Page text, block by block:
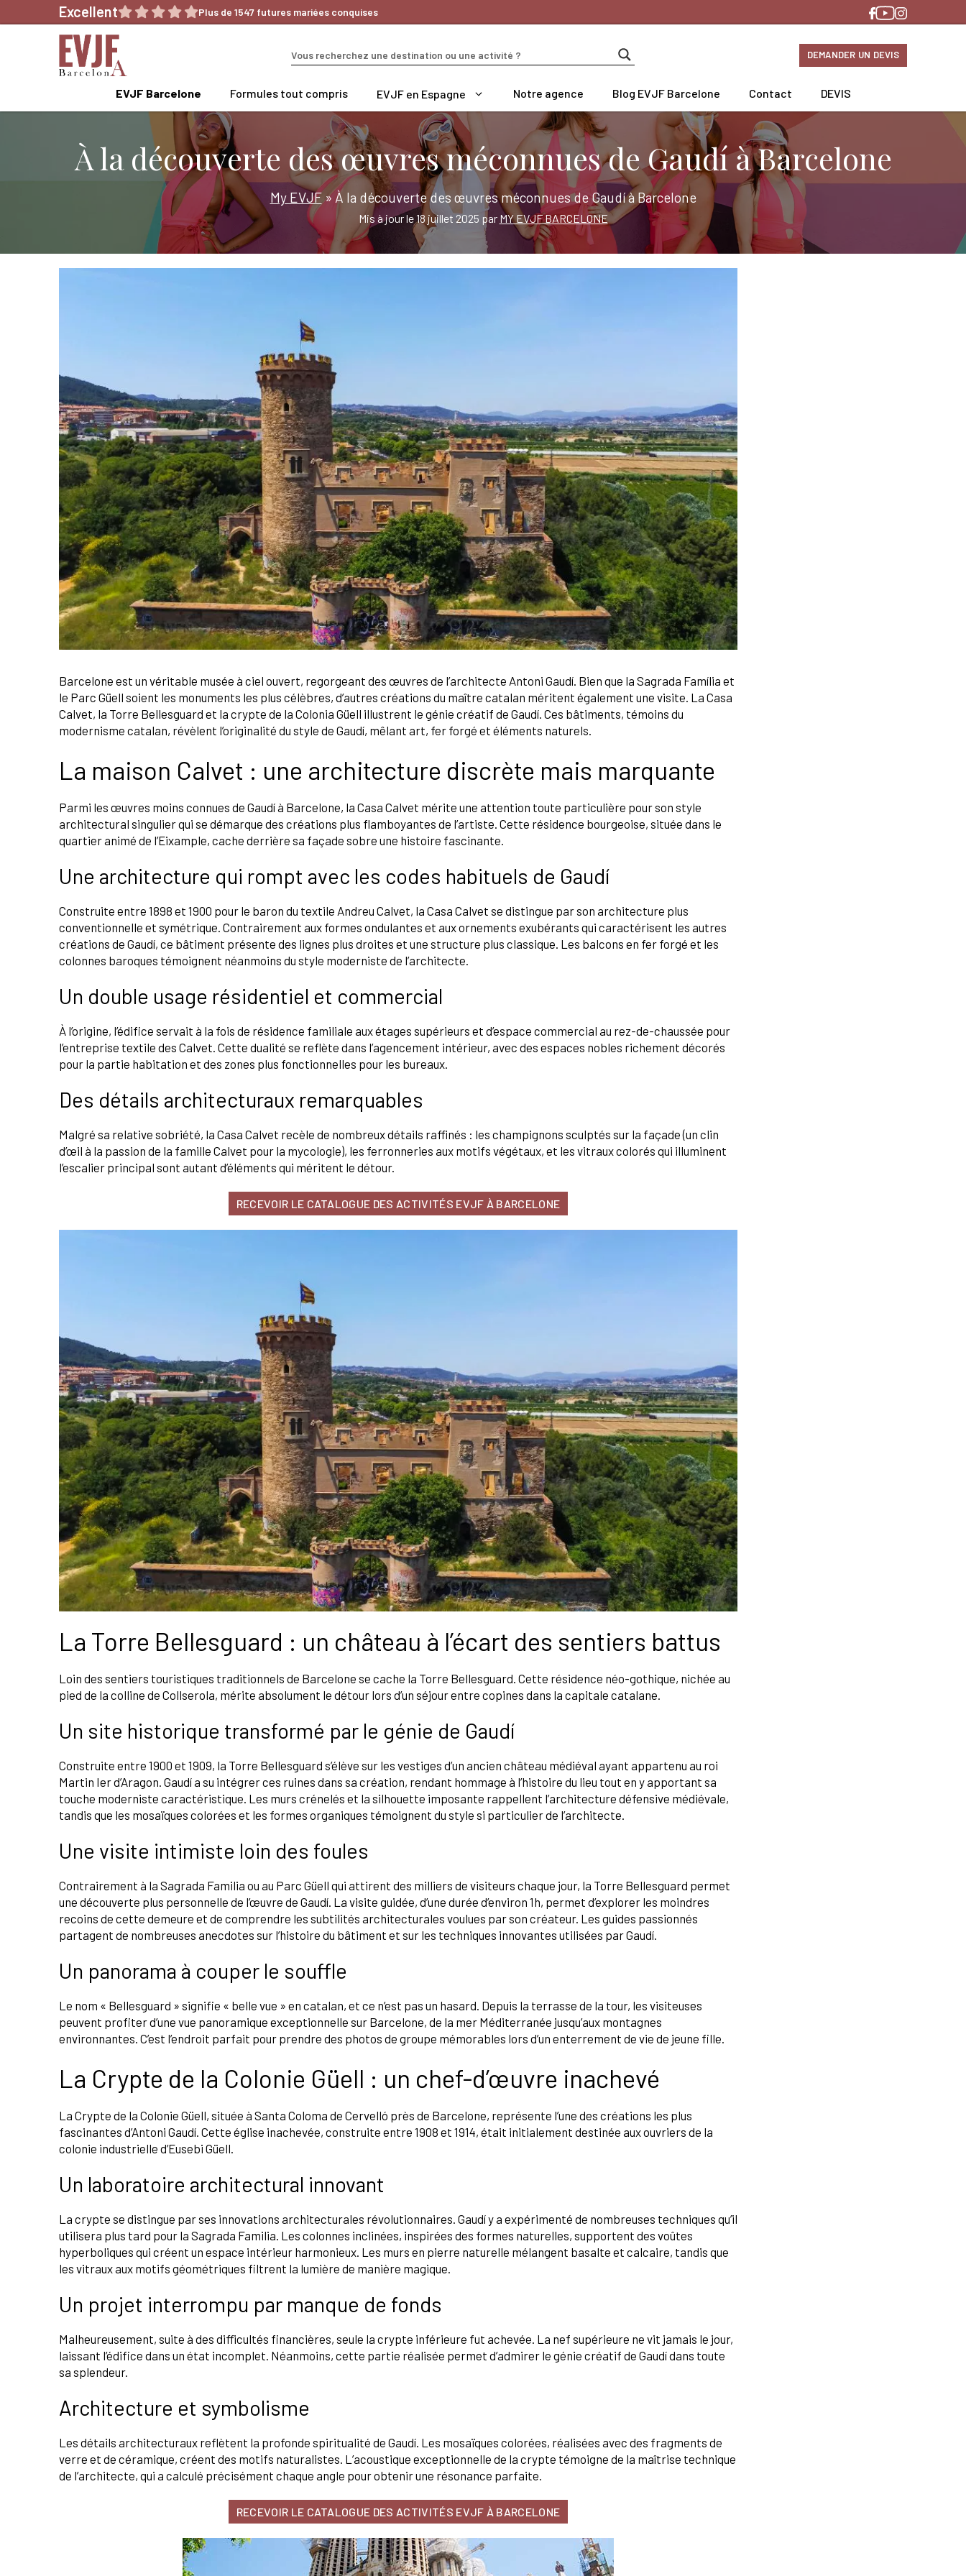
Excellent Plus de 1547 futures mariées conquises
DEMANDER UN DEVIS
EVJF Barcelone Formules tout compris EVJF en Espagne Notre agence Blog EVJF Barcelone Contact DEVIS
À la découverte des œuvres méconnues de Gaudí à Barcelone
My EVJF»À la découverte des œuvres méconnues de Gaudí à Barcelone
Mis à jour le 18 juillet 2025 par MY EVJF BARCELONE
Barcelone est un véritable musée à ciel ouvert, regorgeant des œuvres de l’architecte Antoni Gaudí. Bien que la Sagrada Família et
le Parc Güell soient les monuments les plus célèbres, d’autres créations du maître catalan méritent également une visite. La Casa
Calvet, la Torre Bellesguard et la crypte de la Colonia Güell illustrent le génie créatif de Gaudí. Ces bâtiments, témoins du
modernisme catalan, révèlent l’originalité du style de Gaudí, mêlant art, fer forgé et éléments naturels.
La maison Calvet : une architecture discrète mais marquante
Parmi les œuvres moins connues de Gaudí à Barcelone, la Casa Calvet mérite une attention toute particulière pour son style
architectural singulier qui se démarque des créations plus flamboyantes de l’artiste. Cette résidence bourgeoise, située dans le
quartier animé de l’Eixample, cache derrière sa façade sobre une histoire fascinante.
Une architecture qui rompt avec les codes habituels de Gaudí
Construite entre 1898 et 1900 pour le baron du textile Andreu Calvet, la Casa Calvet se distingue par son architecture plus
conventionnelle et symétrique. Contrairement aux formes ondulantes et aux ornements exubérants qui caractérisent les autres
créations de Gaudí, ce bâtiment présente des lignes plus droites et une structure plus classique. Les balcons en fer forgé et les
colonnes baroques témoignent néanmoins du style moderniste de l’architecte.
Un double usage résidentiel et commercial
À l’origine, l’édifice servait à la fois de résidence familiale aux étages supérieurs et d’espace commercial au rez-de-chaussée pour
l’entreprise textile des Calvet. Cette dualité se reflète dans l’agencement intérieur, avec des espaces nobles richement décorés
pour la partie habitation et des zones plus fonctionnelles pour les bureaux.
Des détails architecturaux remarquables
Malgré sa relative sobriété, la Casa Calvet recèle de nombreux détails raffinés : les champignons sculptés sur la façade (un clin
d’œil à la passion de la famille Calvet pour la mycologie), les ferronneries aux motifs végétaux, et les vitraux colorés qui illuminent
l’escalier principal sont autant d’éléments qui méritent le détour.
RECEVOIR LE CATALOGUE DES ACTIVITÉS EVJF À BARCELONE
La Torre Bellesguard : un château à l’écart des sentiers battus
Loin des sentiers touristiques traditionnels de Barcelone se cache la Torre Bellesguard. Cette résidence néo-gothique, nichée au
pied de la colline de Collserola, mérite absolument le détour lors d’un séjour entre copines dans la capitale catalane.
Un site historique transformé par le génie de Gaudí
Construite entre 1900 et 1909, la Torre Bellesguard s’élève sur les vestiges d’un ancien château médiéval ayant appartenu au roi
Martin Ier d’Aragon. Gaudí a su intégrer ces ruines dans sa création, rendant hommage à l’histoire du lieu tout en y apportant sa
touche moderniste caractéristique. Les murs crénelés et la silhouette imposante rappellent l’architecture défensive médiévale,
tandis que les mosaïques colorées et les formes organiques témoignent du style si particulier de l’architecte.
Une visite intimiste loin des foules
Contrairement à la Sagrada Familia ou au Parc Güell qui attirent des milliers de visiteurs chaque jour, la Torre Bellesguard permet
une découverte plus personnelle de l’œuvre de Gaudí. La visite guidée, d’une durée d’environ 1h, permet d’explorer les moindres
recoins de cette demeure et de comprendre les subtilités architecturales voulues par son créateur. Les guides passionnés
partagent de nombreuses anecdotes sur l’histoire du bâtiment et sur les techniques innovantes utilisées par Gaudí.
Un panorama à couper le souffle
Le nom « Bellesguard » signifie « belle vue » en catalan, et ce n’est pas un hasard. Depuis la terrasse de la tour, les visiteuses
peuvent profiter d’une vue panoramique exceptionnelle sur Barcelone, de la mer Méditerranée jusqu’aux montagnes
environnantes. C’est l’endroit parfait pour prendre des photos de groupe mémorables lors d’un enterrement de vie de jeune fille.
La Crypte de la Colonie Güell : un chef-d’œuvre inachevé
La Crypte de la Colonie Güell, située à Santa Coloma de Cervelló près de Barcelone, représente l’une des créations les plus
fascinantes d’Antoni Gaudí. Cette église inachevée, construite entre 1908 et 1914, était initialement destinée aux ouvriers de la
colonie industrielle d’Eusebi Güell.
Un laboratoire architectural innovant
La crypte se distingue par ses innovations architecturales révolutionnaires. Gaudí y a expérimenté de nombreuses techniques qu’il
utilisera plus tard pour la Sagrada Familia. Les colonnes inclinées, inspirées des formes naturelles, supportent des voûtes
hyperboliques qui créent un espace intérieur harmonieux. Les murs en pierre naturelle mélangent basalte et calcaire, tandis que
les vitraux aux motifs géométriques filtrent la lumière de manière magique.
Un projet interrompu par manque de fonds
Malheureusement, suite à des difficultés financières, seule la crypte inférieure fut achevée. La nef supérieure ne vit jamais le jour,
laissant l’édifice dans un état incomplet. Néanmoins, cette partie réalisée permet d’admirer le génie créatif de Gaudí dans toute
sa splendeur.
Architecture et symbolisme
Les détails architecturaux reflètent la profonde spiritualité de Gaudí. Les mosaïques colorées, réalisées avec des fragments de
verre et de céramique, créent des motifs naturalistes. L’acoustique exceptionnelle de la crypte témoigne de la maîtrise technique
de l’architecte, qui a calculé précisément chaque angle pour obtenir une résonance parfaite.
RECEVOIR LE CATALOGUE DES ACTIVITÉS EVJF À BARCELONE